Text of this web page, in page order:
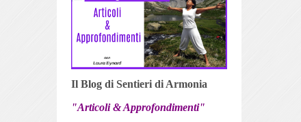
Il Blog di Sentieri di Armonia
"Articoli & Approfondimenti"